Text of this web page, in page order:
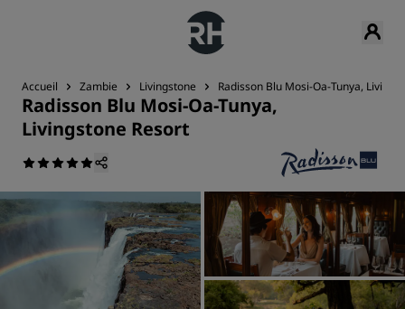
Accueil Zambie Livingstone Radisson Blu Mosi-Oa-Tunya,
Radisson Blu Mosi-Oa-Tunya,
Livingstone Resort